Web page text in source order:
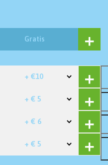
Gratis
+ €10
+ € 5
+ € 6
+ € 5